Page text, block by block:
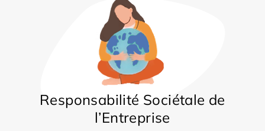
Responsabilité Sociétale de
l’Entreprise